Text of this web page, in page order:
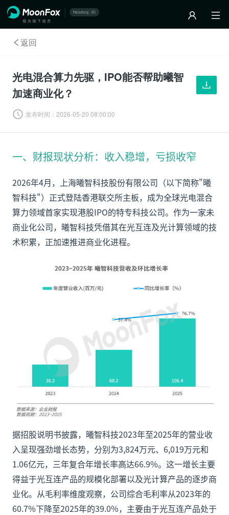
返回
光电混合算力先驱，IPO能否帮助曦智
加速商业化？
发布时间： 2026-05-20 08:00:00
一、财报现状分析：收入稳增，亏损收窄
2026年4月，上海曦智科技股份有限公司（以下简称"曦
智科技"）正式登陆香港联交所主板，成为全球光电混合
算力领域首家实现港股IPO的特专科技公司。作为一家未
商业化公司，曦智科技凭借其在光互连及光计算领域的技
术积累，正加速推进商业化进程。
据招股说明书披露，曦智科技2023年至2025年的营业收
入呈现强劲增长态势，分别为3,824万元、6,019万元和
1.06亿元，三年复合年增长率高达66.9%。这一增长主要
得益于光互连产品的规模化部署以及光计算产品的逐步商
业化。从毛利率维度观察，公司综合毛利率从2023年的
60.7%下降至2025年的39.0%，主要由于光互连产品处于